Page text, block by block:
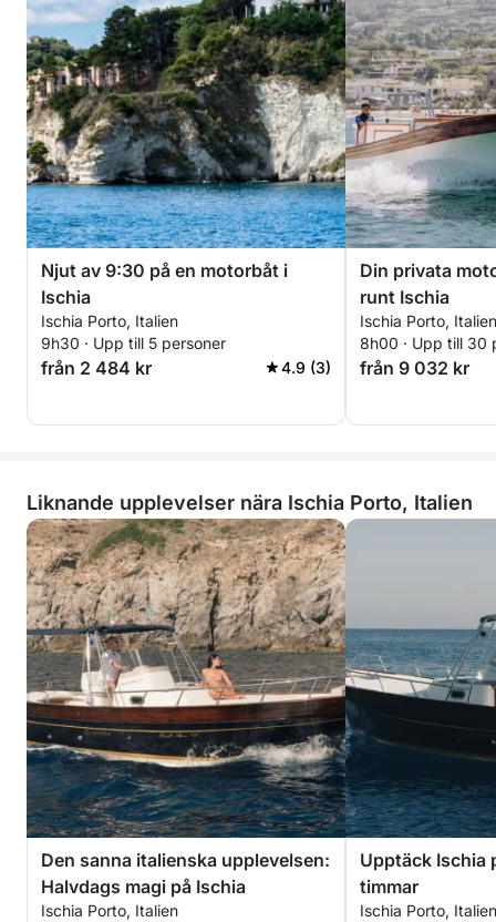
Njut av 9:30 på en motorbåt i
Ischia
Ischia Porto, Italien
9h30 · Upp till 5 personer
från 2 484 kr 4.9 (3)
Din privata
runt Ischia
Ischia Porto, Italien
8h00 · Upp till 30
från 9 032 kr
Liknande upplevelser nära Ischia Porto, Italien
Den sanna italienska upplevelsen:
Halvdags magi på Ischia
Ischia Porto, Italien
Upptäck Ischia
timmar
Ischia Porto, Italien